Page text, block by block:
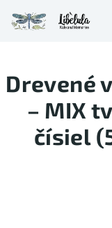
na
obsah
Drevené
– MIX
čísiel